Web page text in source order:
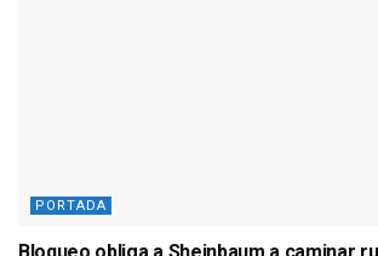
PORTADA